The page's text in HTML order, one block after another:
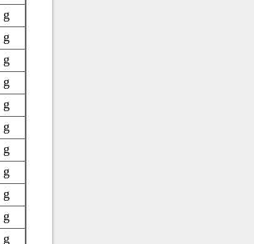
g
g
g
g
g
g
g
g
g
g
g